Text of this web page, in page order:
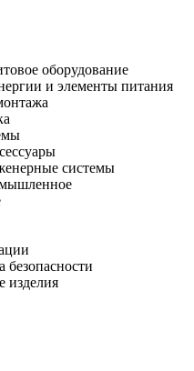
оборудование
и элементы питания
системы
безопасности
изделия